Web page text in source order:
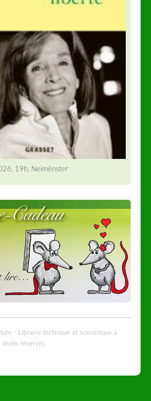
19h, Neimënster
- Librairie technique et scientifique à
droits réservés.